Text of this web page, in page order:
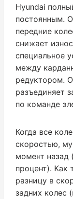
Hyundai
постоянным.
передние
снижает
специальное
между
редуктором.
разъединяет
по команде
Когда все
скоростью,
момент назад
процент). Как
разницу в
задних колес